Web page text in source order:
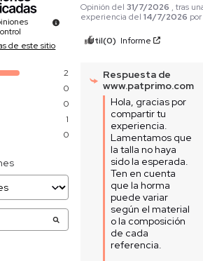
de este sitio
2
0
0
1
0
Opinión del31/7/2026 , tras
experiencia del14/7/2026
Útil(0) Informe
Respuesta de
www.patprimo.com
Hola, gracias por
compartir tu
experiencia.
Lamentamos que
la talla no haya
sido la esperada.
Ten en cuenta
que la horma
puede variar
según el material
o la composición
de cada
referencia.